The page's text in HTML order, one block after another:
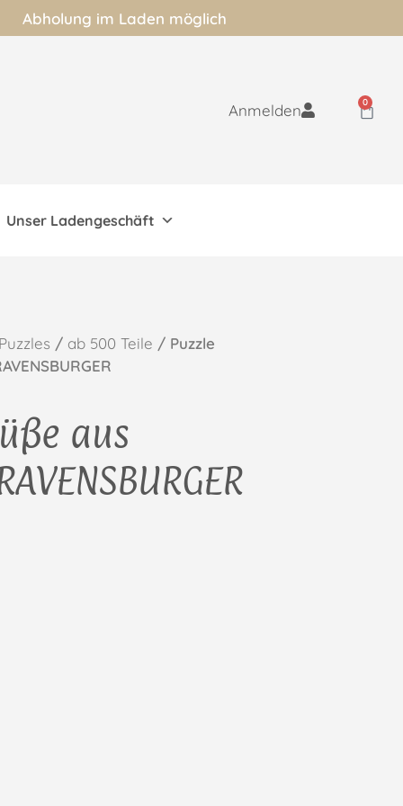
Abholung im Laden möglich
Anmelden 0
Unser Ladengeschäft
Puzzles / ab 500 Teile / Puzzle
aus